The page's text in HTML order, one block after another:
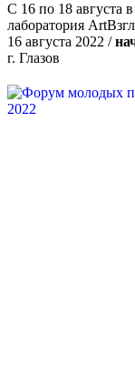
С 16 по 18 августа
лаборатория
16 августа 2022 /
г. Глазов